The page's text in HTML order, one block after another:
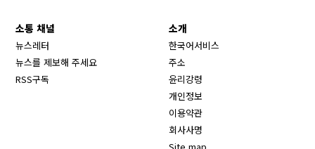
소통 채널
뉴스레터
뉴스를 제보해 주세요
RSS구독
소개
한국어서비스
주소
윤리강령
개인정보
이용약관
회사사명